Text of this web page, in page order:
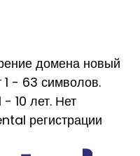
домена новый
- 63 символов.
- 10 лет. Нет
регистрации